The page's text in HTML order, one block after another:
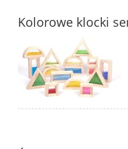
Kolorowe klocki